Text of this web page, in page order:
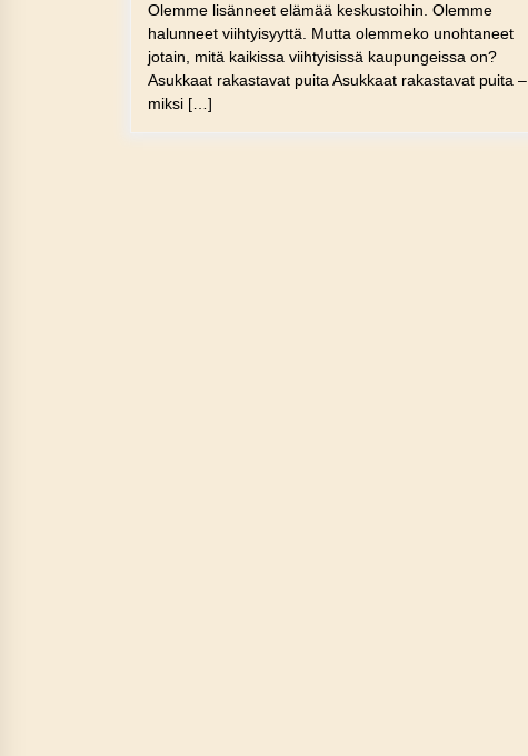
Olemme lisänneet elämää keskustoihin. Olemme
halunneet viihtyisyyttä. Mutta olemmeko unohtaneet
jotain, mitä kaikissa viihtyisissä kaupungeissa on?
Asukkaat rakastavat puita Asukkaat rakastavat puita –
miksi […]